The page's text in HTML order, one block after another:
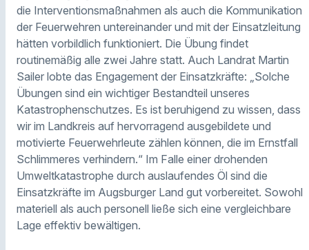
die Interventionsmaßnahmen als auch die Kommunikation
der Feuerwehren untereinander und mit der Einsatzleitung
hätten vorbildlich funktioniert. Die Übung findet
routinemäßig alle zwei Jahre statt. Auch Landrat Martin
Sailer lobte das Engagement der Einsatzkräfte: „Solche
Übungen sind ein wichtiger Bestandteil unseres
Katastrophenschutzes. Es ist beruhigend zu wissen, dass
wir im Landkreis auf hervorragend ausgebildete und
motivierte Feuerwehrleute zählen können, die im Ernstfall
Schlimmeres verhindern.“ Im Falle einer drohenden
Umweltkatastrophe durch auslaufendes Öl sind die
Einsatzkräfte im Augsburger Land gut vorbereitet. Sowohl
materiell als auch personell ließe sich eine vergleichbare
Lage effektiv bewältigen.